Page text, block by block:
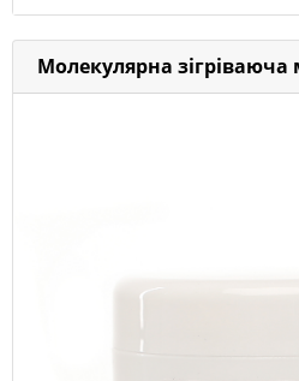
Молекулярна зігріваюча